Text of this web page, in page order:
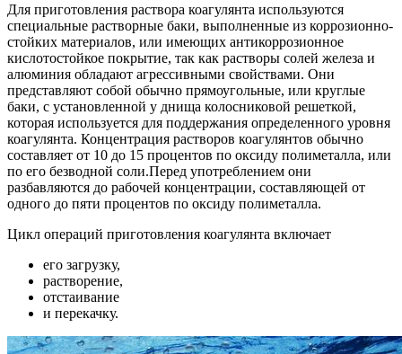
Для приготовления раствора коагулянта используются
специальные растворные баки, выполненные из коррозионно-
стойких материалов, или имеющих антикоррозионное
кислотостойкое покрытие, так как растворы солей железа и
алюминия обладают агрессивными свойствами. Они
представляют собой обычно прямоугольные, или круглые
баки, с установленной у днища колосниковой решеткой,
которая используется для поддержания определенного уровня
коагулянта. Концентрация растворов коагулянтов обычно
составляет от 10 до 15 процентов по оксиду полиметалла, или
по его безводной соли.Перед употреблением они
разбавляются до рабочей концентрации, составляющей от
одного до пяти процентов по оксиду полиметалла.
Цикл операций приготовления коагулянта включает
его загрузку,
растворение,
отстаивание
и перекачку.